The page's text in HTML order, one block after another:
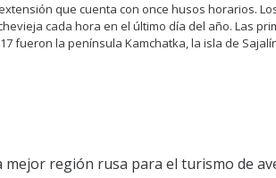
que cuenta con once husos horarios.
cada hora en el último día del año. Las
fueron la península Kamchatka, la isla de
mejor región rusa para el turismo de